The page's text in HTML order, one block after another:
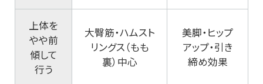
上体を
やや前
傾して
行う
大臀筋・ハムスト
リングス（もも
裏）中心
美脚・ヒップ
アップ・引き
締め効果